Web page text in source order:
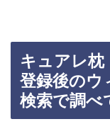
キュアレ
登録後のウ
検索で調べ